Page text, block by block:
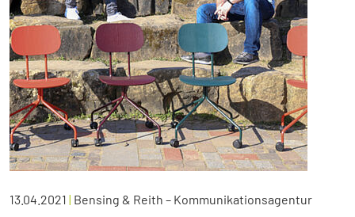
13.04.2021 | Bensing & Reith – Kommunikationsagentur